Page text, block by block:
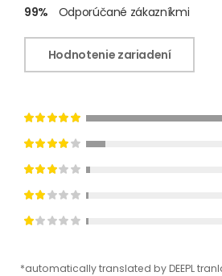
99% Odporúčané zákazníkmi
Hodnotenie zariadení
*automatically translated by DEEPL